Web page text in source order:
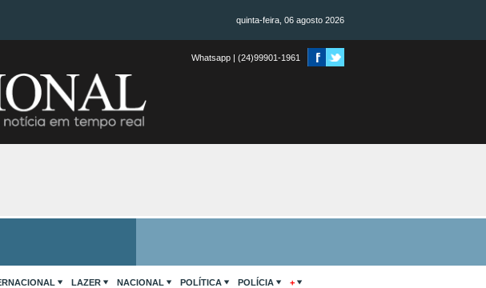
quinta-feira, 06 agosto 2026
Whatsapp | (24)99901-1961
LAZER NACIONAL POLÍTICA POLÍCIA +